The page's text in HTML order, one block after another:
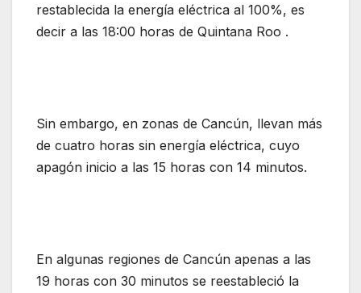
restablecida la energía eléctrica al 100%, es
decir a las 18:00 horas de Quintana Roo .
Sin embargo, en zonas de Cancún, llevan más
de cuatro horas sin energía eléctrica, cuyo
apagón inicio a las 15 horas con 14 minutos.
En algunas regiones de Cancún apenas a las
19 horas con 30 minutos se reestableció la